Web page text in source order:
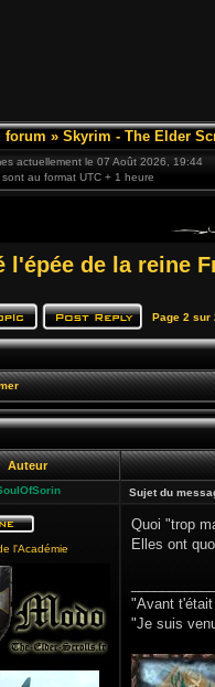
forum » Skyrim - The Elder
actuellement le 07 Août 2026, 19:44
au format UTC + 1 heure
l'épée de la reine
Page 2 sur
Auteur
Sujet du
l'Académie
Quoi "trop
Elles ont
"Avant
"Je suis